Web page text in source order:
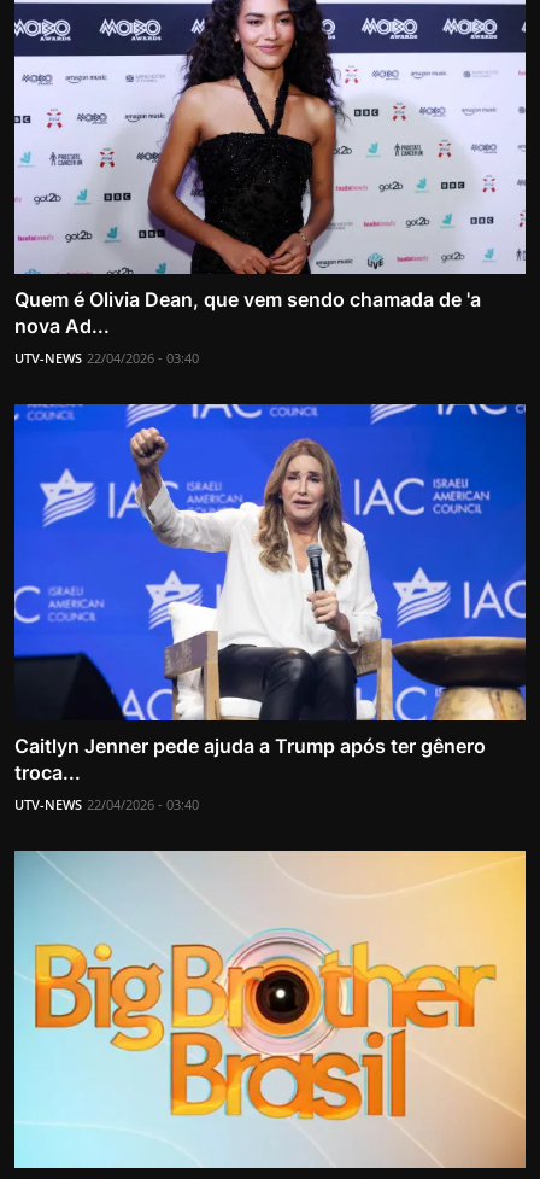
Quem é Olivia Dean, que vem sendo chamada de 'a
nova Ad...
UTV-NEWS 22/04/2026 - 03:40
Caitlyn Jenner pede ajuda a Trump após ter gênero
troca...
UTV-NEWS 22/04/2026 - 03:40